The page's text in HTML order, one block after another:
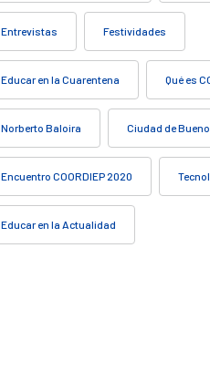
Entrevistas Festividades
Educar en la Cuarentena Qué es
Norberto Baloira Ciudad de
Encuentro COORDIEP 2020
Educar en la Actualidad